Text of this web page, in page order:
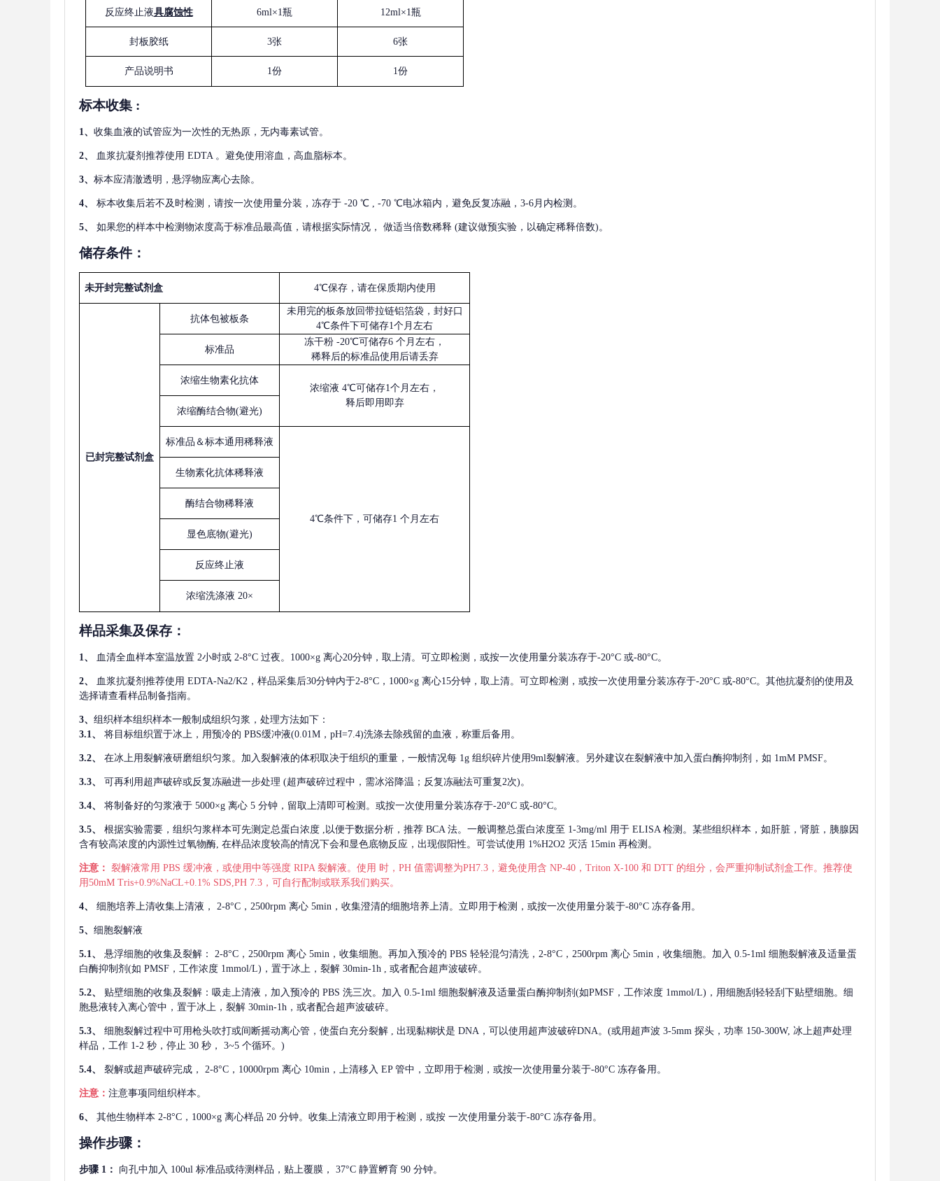
反应终止液具腐蚀性 6ml×1瓶 12ml×1瓶
封板胶纸 3张 6张
产品说明书 1份 1份
标本收集 :
1、 收集血液的试管应为一次性的无热原，无内毒素试管。
2、 血浆抗凝剂推荐使用 EDTA 。避免使用溶血，高血脂标本。
3、 标本应清澈透明，悬浮物应离心去除。
4、 标本收集后若不及时检测，请按一次使用量分装，冻存于 -20 ℃ , -70 ℃电冰箱内，避免反复冻融，3-6月内检测。
5、 如果您的样本中检测物浓度高于标准品最高值，请根据实际情况， 做适当倍数稀释 (建议做预实验，以确定稀释倍数)。
储存条件：
未开封完整试剂盒 4℃保存，请在保质期内使用
已封完整试剂盒
抗体包被板条
未用完的板条放回带拉链铝箔袋，封好口
4℃条件下可储存1个月左右
标准品
冻干粉 -20℃可储存6 个月左右，
稀释后的标准品使用后请丢弃
浓缩生物素化抗体
浓缩液 4℃可储存1个月左右，
释后即用即弃
浓缩酶结合物(避光)
标准品＆标本通用稀释液
4℃条件下，可储存1 个月左右
生物素化抗体稀释液
酶结合物稀释液
显色底物(避光)
反应终止液
浓缩洗涤液 20×
样品采集及保存 ：
1、 血清全血样本室温放置 2小时或 2-8°C 过夜。1000×g 离心20分钟，取上清。可立即检测，或按一次使用量分装冻存于-20°C 或-80°C。
2、 血浆抗凝剂推荐使用 EDTA-Na2/K2，样品采集后30分钟内于2-8°C，1000×g 离心15分钟，取上清。可立即检测，或按一次使用量分装冻存于-20°C 或-80°C。其他抗凝剂的使用及
选择请查看样品制备指南。
3、 组织样本组织样本一般制成组织匀浆，处理方法如下：
3.1、
将目标组织置于冰上，用预冷的 PBS缓冲液(0.01M，pH=7.4)洗涤去除残留的血液，称重后备用。
3.2、 在冰上用裂解液研磨组织匀浆。加入裂解液的体积取决于组织的重量，一般情况每 1g 组织碎片使用9ml裂解液。另外建议在裂解液中加入蛋白酶抑制剂，如 1mM PMSF。
3.3、 可再利用超声破碎或反复冻融进一步处理 (超声破碎过程中，需冰浴降温；反复冻融法可重复2次)。
3.4、 将制备好的匀浆液于 5000×g 离心 5 分钟，留取上清即可检测。或按一次使用量分装冻存于-20°C 或-80°C。
3.5、 根据实验需要，组织匀浆样本可先测定总蛋白浓度 ,以便于数据分析，推荐 BCA 法。一般调整总蛋白浓度至 1-3mg/ml 用于 ELISA 检测。某些组织样本，如肝脏，肾脏，胰腺因
含有较高浓度的内源性过氧物酶, 在样品浓度较高的情况下会和显色底物反应，出现假阳性。可尝试使用 1%H2O2 灭活 15min 再检测。
注意： 裂解液常用 PBS 缓冲液，或使用中等强度 RIPA 裂解液。使用 时，PH 值需调整为PH7.3，避免使用含 NP-40，Triton X-100 和 DTT 的组分，会严重抑制试剂盒工作。推荐使
用50mM Tris+0.9%NaCL+0.1% SDS,PH 7.3，可自行配制或联系我们购买。
4、 细胞培养上清收集上清液， 2-8°C，2500rpm 离心 5min，收集澄清的细胞培养上清。立即用于检测，或按一次使用量分装于-80°C 冻存备用。
5、 细胞裂解液
5.1、 悬浮细胞的收集及裂解：
2-8°C，2500rpm 离心 5min，收集细胞。再加入预冷的 PBS 轻轻混匀清洗，2-8°C，2500rpm 离心 5min，收集细胞。加入 0.5-1ml 细胞裂解液及适量蛋
白酶抑制剂(如 PMSF，工作浓度 1mmol/L)，置于冰上，裂解 30min-1h , 或者配合超声波破碎。
5.2、 贴壁细胞的收集及裂解：吸走上清液，加入预冷的 PBS 洗三次。加入 0.5-1ml 细胞裂解液及适量蛋白酶抑制剂(如PMSF，工作浓度 1mmol/L)，用细胞刮轻轻刮下贴壁细胞。细
胞悬液转入离心管中，置于冰上，裂解 30min-1h，或者配合超声波破碎。
5.3、 细胞裂解过程中可用枪头吹打或间断摇动离心管，使蛋白充分裂解 , 出现黏糊状是 DNA，可以使用超声波破碎DNA。(或用超声波 3-5mm 探头，功率 150-300W, 冰上超声处理
样品，工作 1-2 秒，停止 30 秒， 3~5 个循环。)
5.4、 裂解或超声破碎完成， 2-8°C，10000rpm 离心 10min，上清移入 EP 管中，立即用于检测，或按一次使用量分装于-80°C 冻存备用。
注意： 注意事项同组织样本。
6、 其他生物样本 2-8°C，1000×g 离心样品 20 分钟。收集上清液立即用于检测，或按 一次使用量分装于-80°C 冻存备用。
操作步骤：
步骤 1： 向孔中加入 100ul 标准品或待测样品，贴上覆膜， 37°C 静置孵育 90 分钟。